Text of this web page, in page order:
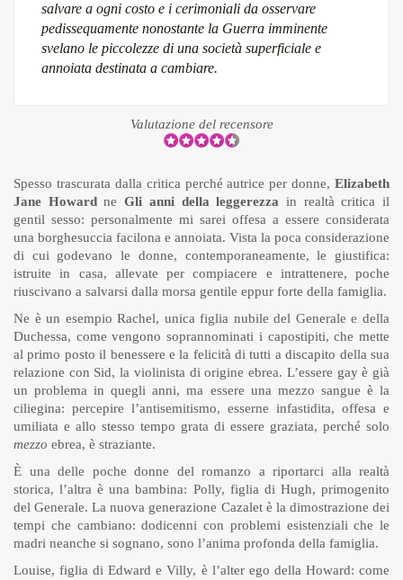
salvare a ogni costo e i cerimoniali da osservare
pedissequamente nonostante la Guerra imminente
svelano le piccolezze di una società superficiale e
annoiata destinata a cambiare.
Valutazione del recensore
Spesso trascurata dalla critica perché autrice per donne, Elizabeth
Jane HowardneGli anni della leggerezza in realtà critica il
gentil sesso: personalmente mi sarei offesa a essere considerata
una borghesuccia facilona e annoiata. Vista la poca considerazione
di cui godevano le donne, contemporaneamente, le giustifica:
istruite in casa, allevate per compiacere e intrattenere, poche
riuscivano a salvarsi dalla morsa gentile eppur forte della famiglia.
Ne è un esempio Rachel, unica figlia nubile del Generale e della
Duchessa, come vengono soprannominati i capostipiti, che mette
al primo posto il benessere e la felicità di tutti a discapito della sua
relazione con Sid, la violinista di origine ebrea. L’essere gay è già
un problema in quegli anni, ma essere una mezzo sangue è la
ciliegina: percepire l’antisemitismo, esserne infastidita, offesa e
umiliata e allo stesso tempo grata di essere graziata, perché solo
mezzo ebrea, è straziante.
È una delle poche donne del romanzo a riportarci alla realtà
storica, l’altra è una bambina: Polly, figlia di Hugh, primogenito
del Generale. La nuova generazione Cazalet è la dimostrazione dei
tempi che cambiano: dodicenni con problemi esistenziali che le
madri neanche si sognano, sono l’anima profonda della famiglia.
Louise, figlia di Edward e Villy, è l’alter ego della Howard: come